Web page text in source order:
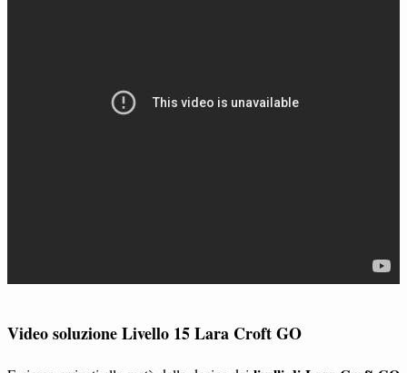
Video soluzione Livello 15 Lara Croft GO